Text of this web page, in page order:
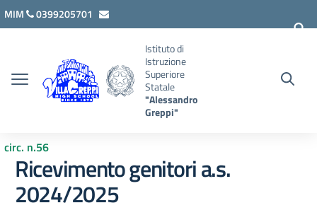
Vai ai contenuti
Vai al menu di navigazione
Vai al footer
MIM
0399205701
Istituto di
Istruzione
Superiore
Statale
"Alessandro
Greppi"
circ. n.56
Ricevimento genitori a.s.
2024/2025